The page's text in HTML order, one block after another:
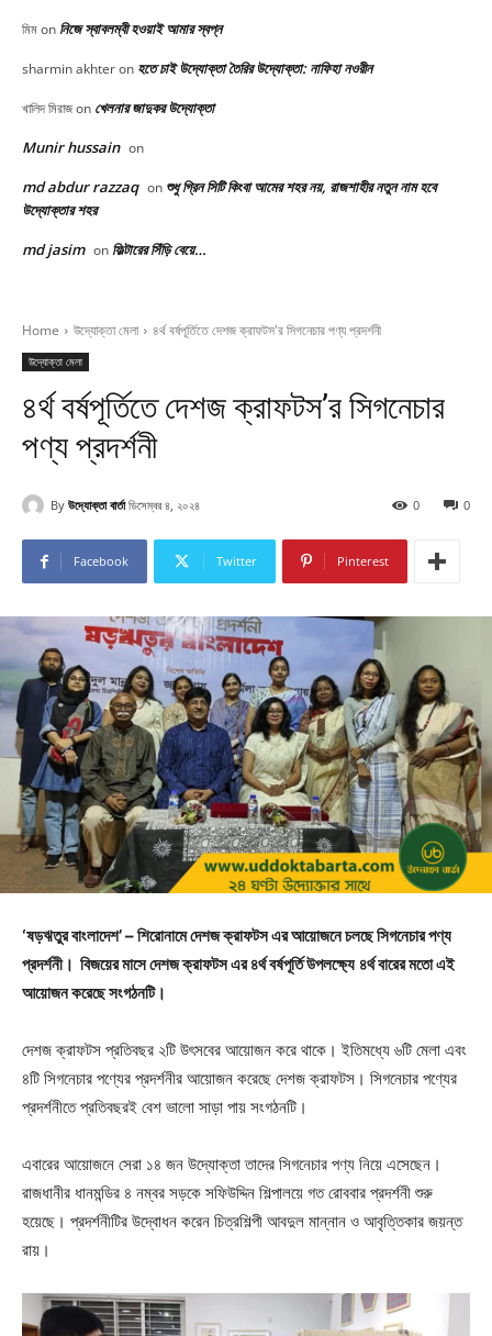
মিমon নিজে স্বাবলম্বী হওয়াই আমার স্বপ্ন
sharmin akhteron হতে চাই উদ্যোক্তা তৈরির উদ্যোক্তা: নাফিহা নওরীন
খালিদ মিরাজon খেলনার জাদুকর উদ্যোক্তা
Munir hussain on
md abdur razzaq on শুধু গ্রিন সিটি কিংবা আমের শহর নয়, রাজশাহীর নতুন নাম হবে
উদ্যোক্তার শহর
md jasim on ফিল্টারের সিঁড়ি বেয়ে…